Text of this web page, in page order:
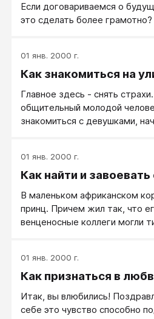
эту энергию в энергию
богатства. Поэтому и
процветание и успех уходят
Если договариваемся о
это сделать более грамотно?
01 янв. 2000 г.
Как знакомиться на
Главное здесь - снять
общительный молодой
знакомиться с девушками,
улыбайтесь прохожим. Вы
улыбаться вам в ответ.
вы смотрите на них и
01 янв. 2000 г.
Как найти и
В маленьком африканском
принц. Причем жил так, что
венценосные коллеги могли
01 янв. 2000 г.
Как признаться в
Итак, вы влюбились!
себе это чувство способно